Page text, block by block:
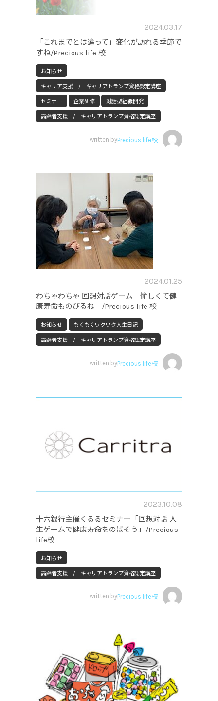
2024.03.17
「これまでとは違って」変化が訪れる季節で
すね/Precious life 校
お知らせ
キャリア支援 / キャリアトランプ資格認定講座
セミナー 企業研修 対話型組織開発
高齢者支援 / キャリアトランプ資格認定講座
written byPrecious life校
2024.01.25
わちゃわちゃ 回想対話ゲーム 愉しくて健
康寿命ものびるね /Precious life 校
お知らせ もくもくワクワク人生日記
高齢者支援 / キャリアトランプ資格認定講座
written byPrecious life校
2023.10.08
十六銀行主催くるるセミナー「回想対話 人
生ゲームで健康寿命をのばそう」/Precious
life校
お知らせ
高齢者支援 / キャリアトランプ資格認定講座
written byPrecious life校